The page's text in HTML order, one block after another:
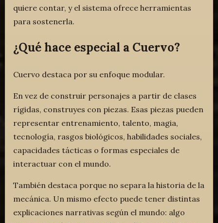
quiere contar, y el sistema ofrece herramientas
para sostenerla.
¿Qué hace especial a Cuervo?
Cuervo destaca por su enfoque modular.
En vez de construir personajes a partir de clases
rígidas, construyes con piezas. Esas piezas pueden
representar entrenamiento, talento, magia,
tecnología, rasgos biológicos, habilidades sociales,
capacidades tácticas o formas especiales de
interactuar con el mundo.
También destaca porque no separa la historia de la
mecánica. Un mismo efecto puede tener distintas
explicaciones narrativas según el mundo: algo